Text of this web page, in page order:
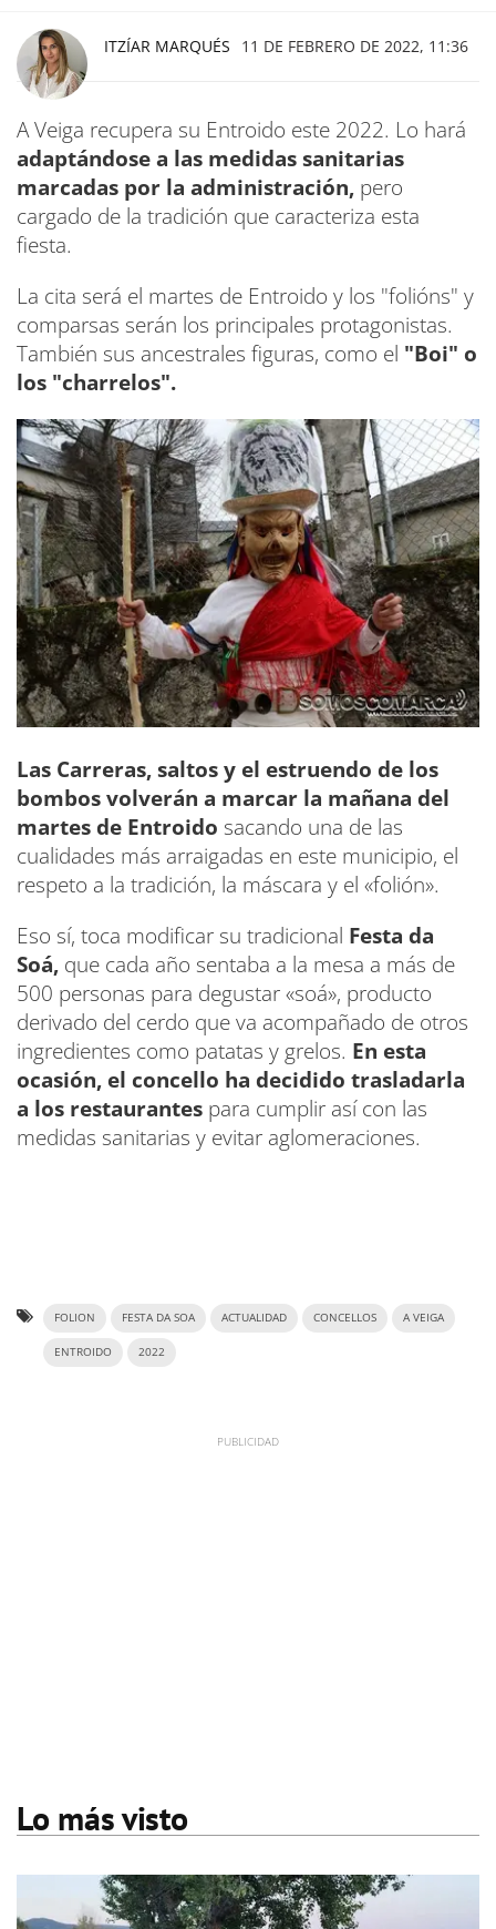
ITZÍAR MARQUÉS 11 DE FEBRERO DE 2022, 11:36
A Veiga recupera su Entroido este 2022. Lo hará
adaptándose a las medidas sanitarias
marcadas por la administración, pero
cargado de la tradición que caracteriza esta
fiesta.
La cita será el martes de Entroido y los "folións" y
comparsas serán los principales protagonistas.
También sus ancestrales figuras, como el "Boi" o
los "charrelos".
Las Carreras, saltos y el estruendo de los
bombos volverán a marcar la mañana del
martes de Entroido sacando una de las
cualidades más arraigadas en este municipio, el
respeto a la tradición, la máscara y el «folión».
Eso sí, toca modificar su tradicional Festa da
Soá, que cada año sentaba a la mesa a más de
500 personas para degustar «soá», producto
derivado del cerdo que va acompañado de otros
ingredientes como patatas y grelos. En esta
ocasión, el concello ha decidido trasladarla
a los restaurantes para cumplir así con las
medidas sanitarias y evitar aglomeraciones.
FOLION FESTA DA SOA ACTUALIDAD CONCELLOS A VEIGA
ENTROIDO 2022
Lo más visto